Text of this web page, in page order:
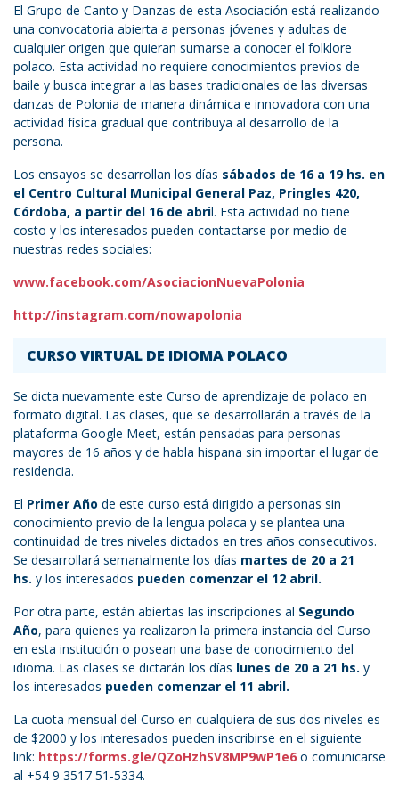
El Grupo de Canto y Danzas de esta Asociación está realizando
una convocatoria abierta a personas jóvenes y adultas de
cualquier origen que quieran sumarse a conocer el folklore
polaco. Esta actividad no requiere conocimientos previos de
baile y busca integrar a las bases tradicionales de las diversas
danzas de Polonia de manera dinámica e innovadora con una
actividad física gradual que contribuya al desarrollo de la
persona.
Los ensayos se desarrollan los días sábados de 16 a 19 hs. en
el Centro Cultural Municipal General Paz, Pringles 420,
Córdoba, a partir del 16 de abril. Esta actividad no tiene
costo y los interesados pueden contactarse por medio de
nuestras redes sociales:
www.facebook.com/AsociacionNuevaPolonia
http://instagram.com/nowapolonia
CURSO VIRTUAL DE IDIOMA POLACO
Se dicta nuevamente este Curso de aprendizaje de polaco en
formato digital. Las clases, que se desarrollarán a través de la
plataforma Google Meet, están pensadas para personas
mayores de 16 años y de habla hispana sin importar el lugar de
residencia.
El Primer Año de este curso está dirigido a personas sin
conocimiento previo de la lengua polaca y se plantea una
continuidad de tres niveles dictados en tres años consecutivos.
Se desarrollará semanalmente los días martes de 20 a 21
hs. y los interesados pueden comenzar el 12 abril.
Por otra parte, están abiertas las inscripciones al Segundo
Año, para quienes ya realizaron la primera instancia del Curso
en esta institución o posean una base de conocimiento del
idioma. Las clases se dictarán los días lunes de 20 a 21 hs. y
los interesados pueden comenzar el 11 abril.
La cuota mensual del Curso en cualquiera de sus dos niveles es
de $2000 y los interesados pueden inscribirse en el siguiente
link: https://forms.gle/QZoHzhSV8MP9wP1e6 o comunicarse
al +54 9 3517 51-5334.